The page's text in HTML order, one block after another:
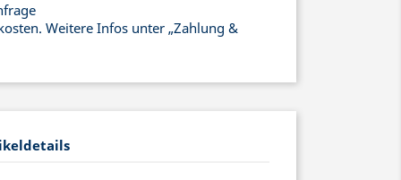
Weitere Infos unter „Zahlung &